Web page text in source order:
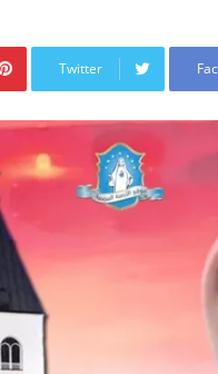
Twitter